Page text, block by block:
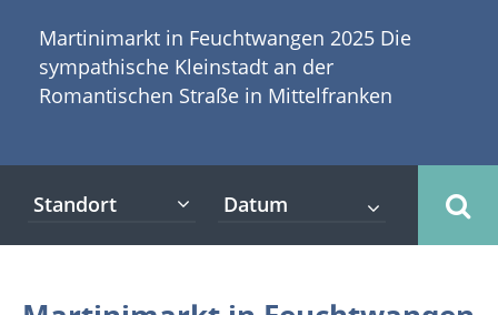
Martinimarkt in Feuchtwangen 2025 Die
sympathische Kleinstadt an der
Romantischen Straße in Mittelfranken
align="alignleft" width="335"] © jorisvo -
fotolia[/caption] Sehenswerte Bürgerhäuser
bilden eine wunderbare Kulisse für
Standort